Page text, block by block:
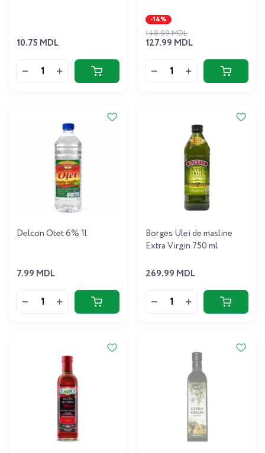
10.75 MDL
-14%
127.99 MDL
148.99 MDL
Delcon Otet 6% 1l
7.99 MDL
Borges Ulei de masline
Extra Virgin 750 ml
269.99 MDL